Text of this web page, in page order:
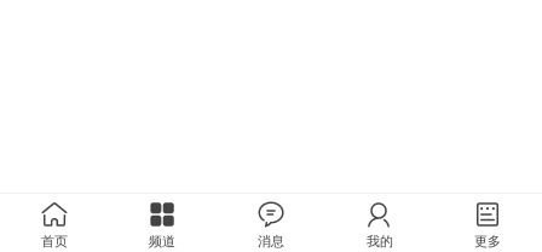
首页 频道 消息 我的 更多